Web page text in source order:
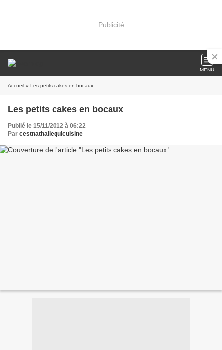
Publicité
MENU
Accueil » Les petits cakes en bocaux
Les petits cakes en bocaux
Publié le 15/11/2012 à 06:22
Par cestnathaliequicuisine